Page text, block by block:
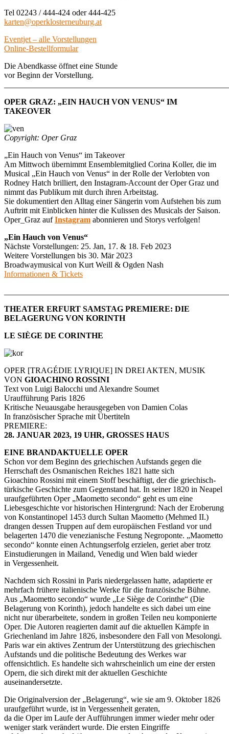
Tel 02243 / 444-424 oder 444-425
karten@operklosterneuburg.at
Eventjet – alle Vorstellungen
Online-Bestellformular
Die Abendkasse öffnet eine Stunde
vor Beginn der Vorstellung.
OPER GRAZ: „EIN HAUCH VON VENUS“ IM
TAKEOVER
Copyright: Oper Graz
„Ein Hauch von Venus“ im Takeover
Am Mittwoch übernimmt Ensemblemitglied Corina Koller, die im
Musical „Ein Hauch von Venus“ in der Rolle der Verlobten von
Rodney Hatch brilliert, den Instagram-Account der Oper Graz und
nimmt das Publikum mit durch ihren Arbeitstag.
Sie dokumentiert den Alltag einer Sängerin vom Aufstehen bis zum
Auftritt mit Einblicken hinter die Kulissen des Musicals der Saison.
Oper_Graz aufInstagram abonnieren und Storys verfolgen!
„Ein Hauch von Venus“
Nächste Vorstellungen: 25. Jan, 17. & 18. Feb 2023
Weitere Vorstellungen bis 30. Mär 2023
Broadwaymusical von Kurt Weill & Ogden Nash
Informationen & Tickets
THEATER ERFURT SAMSTAG PREMIERE: DIE
BELAGERUNG VON KORINTH
LE SIÈGE DE CORINTHE
OPER [TRAGÉDIE LYRIQUE] IN DREI AKTEN, MUSIK
VON GIOACHINO ROSSINI
Text von Luigi Balocchi und Alexandre Soumet
Uraufführung Paris 1826
Kritische Neuausgabe herausgegeben von Damien Colas
In französischer Sprache mit Übertiteln
PREMIERE:
28. JANUAR 2023, 19 UHR, GROSSES HAUS
EINE BRANDAKTUELLE OPER
Schon vor dem Beginn des griechischen Aufstands gegen die
Herrschaft des Osmanischen Reiches 1821 hatte sich
Gioachino Rossini mit einem Stoff beschäftigt, der die griechisch-
türkische Geschichte zum Gegenstand hat. In seiner 1820 in Neapel
uraufgeführten Oper „Maometto secondo“ geht es um eine
Liebesgeschichte vor historischen Hintergrund: Nach der Eroberung
von Konstantinopel 1453 durch Sultan Maometto (Mehmed II.)
drangen dessen Truppen auf dem europäischen Festland vor und
belagerten 1470 die venezianische Festung Negroponte. „Maometto
secondo“ konnte einen Achtungserfolg erzielen, geriet aber trotz
Einstudierungen in Mailand, Venedig und Wien bald wieder
in Vergessenheit.
Nachdem sich Rossini in Paris niedergelassen hatte, adaptierte er
mehrfach frühere italienische Werke für die französische Bühne.
Aus „Maometto secondo“ wurde „Le Siège de Corinthe“ (Die
Belagerung von Korinth), jedoch handelte es sich dabei um eine
nicht nur überarbeitete, sondern in großen Teilen neu komponierte
Oper. Die Autoren reagierten damit auf die aktuellen Kämpfe in
Griechenland im Jahre 1826, insbesondere den Fall von Mesolongi.
Paris war ein aktives Zentrum der Unterstützung des griechischen
Aufstands und die politische Bedeutung des Werkes war
offensichtlich. Es handelte sich wahrscheinlich um eine der ersten
Opern, die sich direkt mit der aktuellen Geschichte
auseinandersetzte.
Die Originalversion der „Belagerung“, wie sie am 9. Oktober 1826
uraufgeführt wurde, ist in Vergessenheit geraten,
da die Oper im Laufe der Aufführungen immer wieder mehr oder
weniger stark verändert wurde. Die ersten Eingriffe